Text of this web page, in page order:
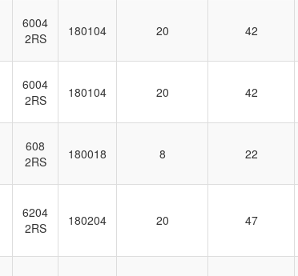
6004
2RS
180104 20 42
6004
2RS
180104 20 42
608
2RS
180018 8 22
6204
2RS
180204 20 47